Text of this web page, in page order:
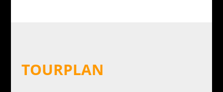
TOURPLAN